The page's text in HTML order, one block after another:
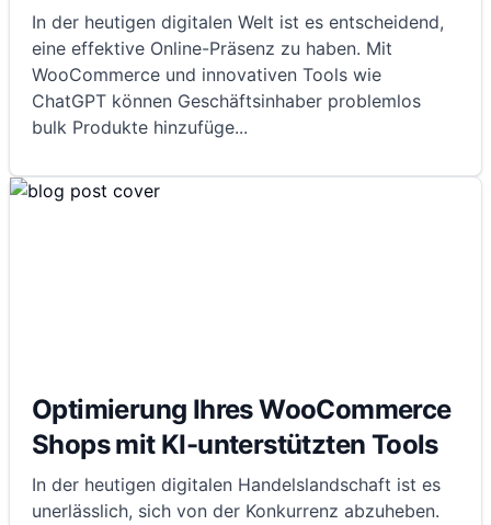
In der heutigen digitalen Welt ist es entscheidend,
eine effektive Online-Präsenz zu haben. Mit
WooCommerce und innovativen Tools wie
ChatGPT können Geschäftsinhaber problemlos
bulk Produkte hinzufüge...
Optimierung Ihres WooCommerce
Shops mit KI-unterstützten Tools
In der heutigen digitalen Handelslandschaft ist es
unerlässlich, sich von der Konkurrenz abzuheben.